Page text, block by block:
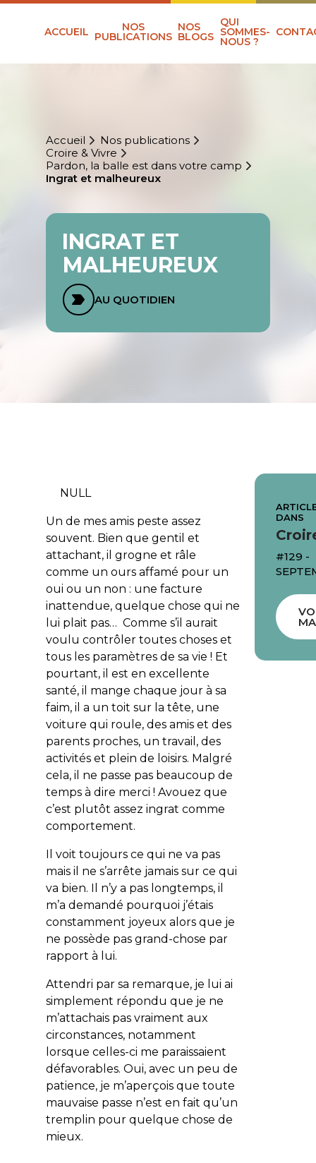
ACCUEIL NOS
PUBLICATIONS
NOS
BLOGS
QUI
SOMMES-
NOUS ?
Accueil
Nos publications
Croire & Vivre
Pardon, la balle est dans votre camp
Ingrat et malheureux
INGRAT ET
MALHEUREUX
AU QUOTIDIEN
NULL
Un de mes amis peste assez
souvent. Bien que gentil et
attachant, il grogne et râle
comme un ours affamé pour un
oui ou un non : une facture
inattendue, quelque chose qui ne
lui plait pas… Comme s’il aurait
voulu contrôler toutes choses et
tous les paramètres de sa vie ! Et
pourtant, il est en excellente
santé, il mange chaque jour à sa
faim, il a un toit sur la tête, une
voiture qui roule, des amis et des
parents proches, un travail, des
activités et plein de loisirs. Malgré
cela, il ne passe pas beaucoup de
temps à dire merci ! Avouez que
c’est plutôt assez ingrat comme
comportement.
Il voit toujours ce qui ne va pas
mais il ne s’arrête jamais sur ce qui
va bien. Il n’y a pas longtemps, il
m’a demandé pourquoi j’étais
constamment joyeux alors que je
ne possède pas grand-chose par
rapport à lui.
Attendri par sa remarque, je lui ai
simplement répondu que je ne
m’attachais pas vraiment aux
circonstances, notamment
lorsque celles-ci me paraissaient
défavorables. Oui, avec un peu de
patience, je m’aperçois que toute
mauvaise passe n’est en fait qu’un
tremplin pour quelque chose de
mieux.
DANS
#129 -